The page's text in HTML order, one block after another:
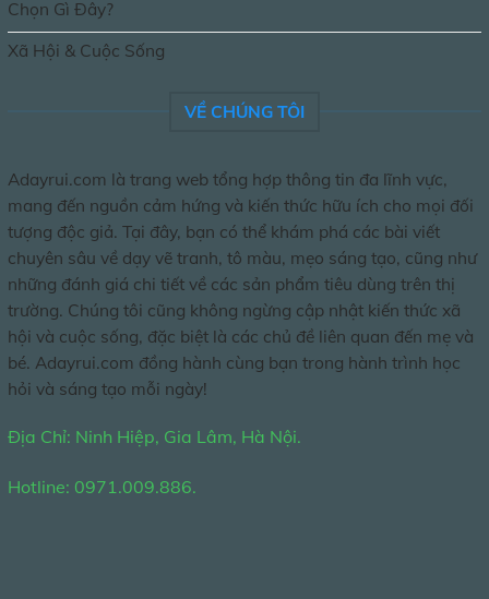
Chọn Gì Đây?
Xã Hội & Cuộc Sống
VỀ CHÚNG TÔI
Adayrui.com là trang web tổng hợp thông tin đa lĩnh vực,
mang đến nguồn cảm hứng và kiến thức hữu ích cho mọi đối
tượng độc giả. Tại đây, bạn có thể khám phá các bài viết
chuyên sâu về dạy vẽ tranh, tô màu, mẹo sáng tạo, cũng như
những đánh giá chi tiết về các sản phẩm tiêu dùng trên thị
trường. Chúng tôi cũng không ngừng cập nhật kiến thức xã
hội và cuộc sống, đặc biệt là các chủ đề liên quan đến mẹ và
bé. Adayrui.com đồng hành cùng bạn trong hành trình học
hỏi và sáng tạo mỗi ngày!
Địa Chỉ: Ninh Hiệp, Gia Lâm, Hà Nội.
Hotline: 0971.009.886.